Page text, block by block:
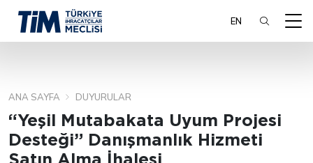
EN
ANA SAYFA DUYURULAR
“Yeşil Mutabakata Uyum Projesi
Desteği” Danışmanlık Hizmeti